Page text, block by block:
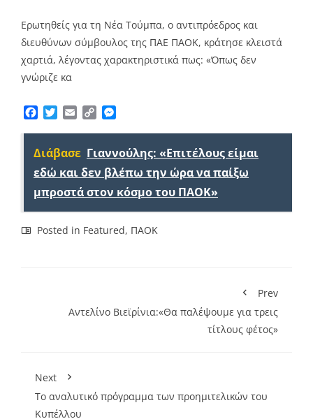
Ερωτηθείς για τη Νέα Τούμπα, ο αντιπρόεδρος και
διευθύνων σύμβουλος της ΠΑΕ ΠΑΟΚ, κράτησε κλειστά
χαρτιά, λέγοντας χαρακτηριστικά πως: «Όπως δεν
γνώριζε κα
Facebook
TwitterEmailCopy
Διάβασε Γιαννούλης: «Επιτέλους είμαι
εδώ και δεν βλέπω την ώρα να παίξω
μπροστά στον κόσμο του ΠΑΟΚ»
Posted in Featured, ΠΑΟΚ
Prev
Αντελίνο Βιεϊρίνια:«Θα παλέψουμε για τρεις
τίτλους φέτος»
Next
Το αναλυτικό πρόγραμμα των προημιτελικών του
Κυπέλλου